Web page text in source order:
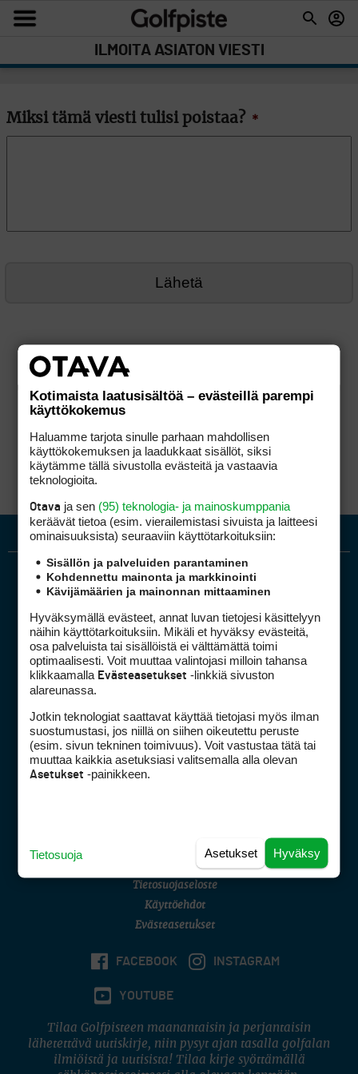
ILMOITA ASIATON VIESTI
Miksi tämä viesti tulisi poistaa? *
Golfpiste mediakortti
Golfpisteen yhteystiedot
DSA avoimuusraportti
Asiakaspalvelu
(digi) digi@otavamedia.fi
Tietosuojaseloste
Käyttöehdot
Evästeasetukset
FACEBOOK INSTAGRAM
YOUTUBE
Tilaa Golfpisteen maanantaisin ja perjantaisin
lähetettävä uutiskirje, niin pysyt ajan tasalla golfalan
ilmiöistä ja uutisista! Tilaa kirje syöttämällä
Kotimaista laatusisältöä – evästeillä parempi
käyttökokemus
Haluamme tarjota sinulle parhaan mahdollisen
käyttökokemuksen ja laadukkaat sisällöt, siksi
käytämme tällä sivustolla evästeitä ja vastaavia
teknologioita.
Otava ja sen (95) teknologia- ja mainoskumppania
keräävät tietoa (esim. vierailemis­tasi sivuista ja laitteesi
ominaisuuk­sista) seuraaviin käyttötarkoituksiin:
Sisällön ja palveluiden parantaminen
Kohdennettu mainonta ja markkinointi
Kävijämäärien ja mainonnan mittaaminen
Hyväksymällä evästeet, annat luvan tietojesi käsittelyyn
näihin käyttötarkoituksiin. Mikäli et hyväksy evästeitä,
osa palveluista tai sisällöistä ei välttämättä toimi
optimaalisesti. Voit muuttaa valintojasi milloin tahansa
klikkaamalla Evästeasetukset -linkkiä sivuston
alareunassa.
Jotkin teknologiat saattavat käyttää tietojasi myös ilman
suostumustasi, jos niillä on siihen oikeutettu peruste
(esim. sivun tekninen toimivuus). Voit vastustaa tätä tai
muuttaa kaikkia asetuksiasi valitsemalla alla olevan
Asetukset -painikkeen.
Hyväksy
Asetukset
Tietosuoja